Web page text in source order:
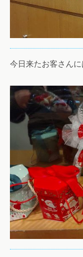
今日来たお客さんに